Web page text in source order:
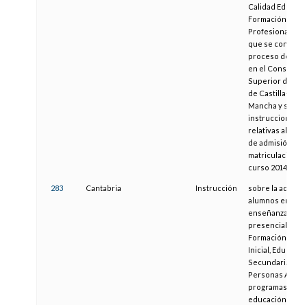
Calidad
Formación
Profesional, por
que se convoca
proceso de
en el
Superior de
de Castilla-La
Mancha y se
instrucciones
relativas al
de admisión y
matriculación
curso 2014/2015
283 Cantabria Instrucción
sobre la
alumnos en las
enseñanzas
presenciales de
Formación
Inicial,
Secundaria para
Personas
programas de
educación no